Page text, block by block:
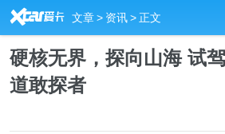
R 文章> 资讯>正文
硬核无界，探向山海 试
道敢探者